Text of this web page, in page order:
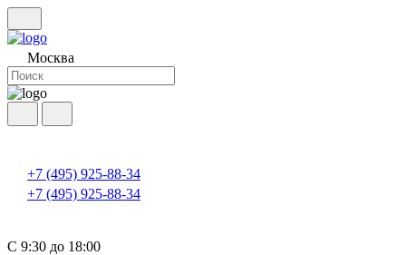
Москва
+7 (495) 925-88-34
+7 (495) 925-88-34
С 9:30 до 18:00